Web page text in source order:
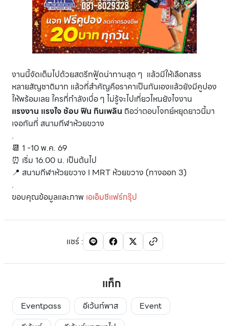
งานนี้จัดเต็มไปด้วยสตรีทฟู้ดน่าทานสุด ๆ แล้วมีให้เลือกสรร
หลายสัญชาติมาก แล้วที่สำคัญคือราคาเป็นกันเองแล้วยังมีคูปอง
ให้พร้อมเลย ใครที่กำลังเบื่อ ๆ ไม่รู้จะไปเที่ยวไหนยังไงงาน
แรงงาน แรงใจ ช้อบ ฟิน กินเพลิน ถิอว่าตอบโจทย์หยุดยาวนี้มา
เจอกันที่ สนามกีฬาห้วยขวาง
.
📆 1 -10 พ.ค. 69
⏰ เริ่ม 16.00 น. เป็นต้นไป
📍 สนามกีฬาห้วยขวาง I MRT ห้วยขวาง (ทางออก 3)
.
ขอบคุณข้อมูลและภาพ เอเอ็มชีแฟร์กรุ๊ป
แชร์:
แท็ก
Eventpass อีเว้นท์พาส
Event